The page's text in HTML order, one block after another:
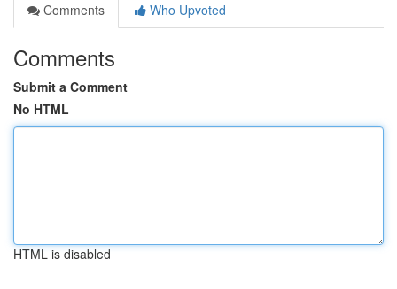
Comments
Who Upvoted
Comments
Submit a Comment
No HTML
HTML is disabled